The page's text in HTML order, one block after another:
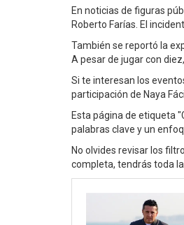
En noticias de figuras
Roberto Farías. El
También se reportó la
A pesar de jugar con
Si te interesan los
participación de Naya
Esta página de etiqueta
palabras clave y un
No olvides revisar los
completa, tendrás toda